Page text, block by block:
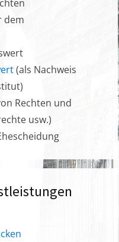
dem
(als Nachweis
Rechten und
usw.)